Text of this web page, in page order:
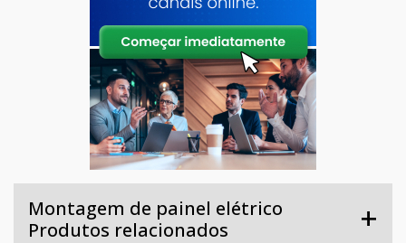
Montagem de painel elétrico
Produtos relacionados